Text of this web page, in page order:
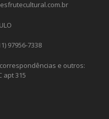
97956-7338
e outros:
apt 315